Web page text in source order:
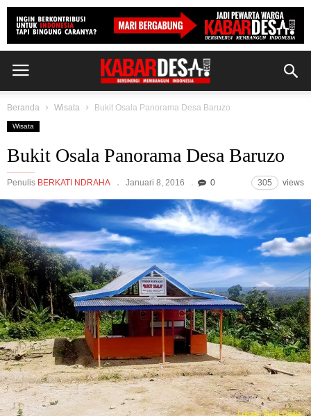
Beranda Wisata Bukit Osala Panorama Desa Baruzo
Wisata
Bukit Osala Panorama Desa Baruzo
Penulis BERKATI NDRAHA Januari 8, 2016 0 305 views